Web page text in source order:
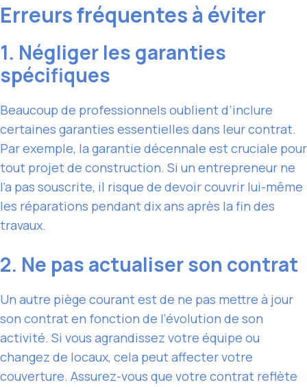
Erreurs fréquentes à éviter
1. Négliger les garanties
spécifiques
Beaucoup de professionnels oublient d’inclure
certaines garanties essentielles dans leur contrat.
Par exemple, la garantie décennale est cruciale pour
tout projet de construction. Si un entrepreneur ne
l’a pas souscrite, il risque de devoir couvrir lui-même
les réparations pendant dix ans après la fin des
travaux.
2. Ne pas actualiser son contrat
Un autre piège courant est de ne pas mettre à jour
son contrat en fonction de l’évolution de son
activité. Si vous agrandissez votre équipe ou
changez de locaux, cela peut affecter votre
couverture. Assurez-vous que votre contrat reflète